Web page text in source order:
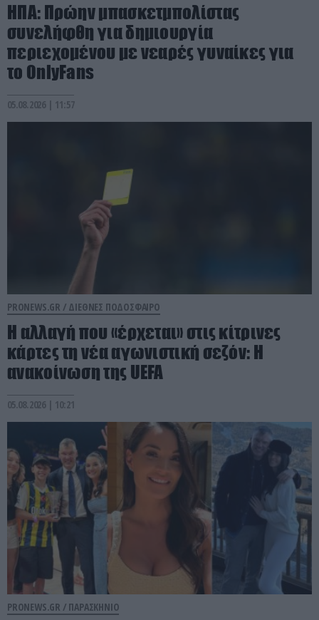
ΗΠΑ: Πρώην μπασκετμπολίστας
συνελήφθη για δημιουργία
περιεχομένου με νεαρές γυναίκες για
το OnlyFans
05.08.2026 | 11:57
PRONEWS.GR / ΔΙΕΘΝΕΣ ΠΟΔΟΣΦΑΙΡΟ
Η αλλαγή που «έρχεται» στις κίτρινες
κάρτες τη νέα αγωνιστική σεζόν: Η
ανακοίνωση της UEFA
05.08.2026 | 10:21
PRONEWS.GR / ΠΑΡΑΣΚΗΝΙΟ